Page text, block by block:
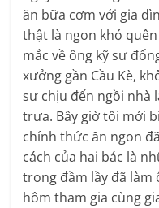
ăn bữa cơm với gia
thật là ngon khó
mắc về ông kỹ sư
xưởng gần Cầu Kè,
sư chịu đến ngồi nhà
trưa. Bây giờ tôi mới
chính thức ăn ngon
cách của hai bác là
trong đầm lầy đã làm
hôm tham gia cùng